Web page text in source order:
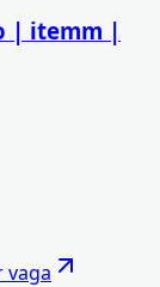
| itemm |
vaga